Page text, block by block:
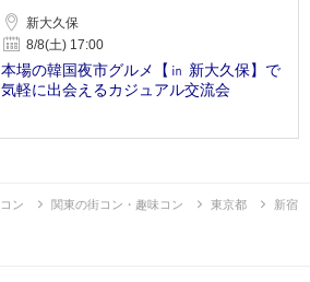
新大久保
8/8(土) 17:00
本場の韓国夜市グルメ【㏌ 新大久保】で
気軽に出会えるカジュアル交流会
ン 関東の街コン・趣味コン 東京都 新宿